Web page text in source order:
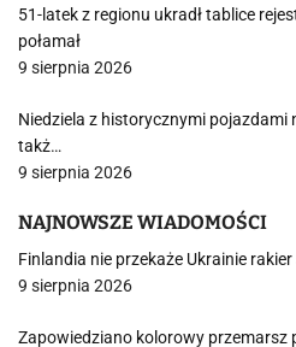
51-latek z regionu ukradł tablice
połamał
9 sierpnia 2026
Niedziela z historycznymi pojazdami
takż…
9 sierpnia 2026
NAJNOWSZE WIADOMOŚCI
Finlandia nie przekaże Ukrainie
9 sierpnia 2026
Zapowiedziano kolorowy przemarsz